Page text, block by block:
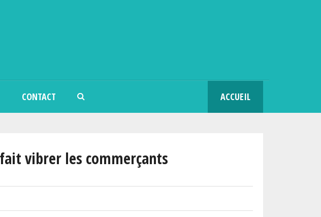
CONTACT ACCUEIL
vibrer les commerçants